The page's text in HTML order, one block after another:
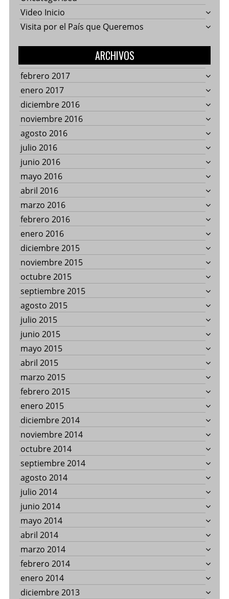
Video Inicio
Visita por el País que Queremos
ARCHIVOS
febrero 2017
enero 2017
diciembre 2016
noviembre 2016
agosto 2016
julio 2016
junio 2016
mayo 2016
abril 2016
marzo 2016
febrero 2016
enero 2016
diciembre 2015
noviembre 2015
octubre 2015
septiembre 2015
agosto 2015
julio 2015
junio 2015
mayo 2015
abril 2015
marzo 2015
febrero 2015
enero 2015
diciembre 2014
noviembre 2014
octubre 2014
septiembre 2014
agosto 2014
julio 2014
junio 2014
mayo 2014
abril 2014
marzo 2014
febrero 2014
enero 2014
diciembre 2013